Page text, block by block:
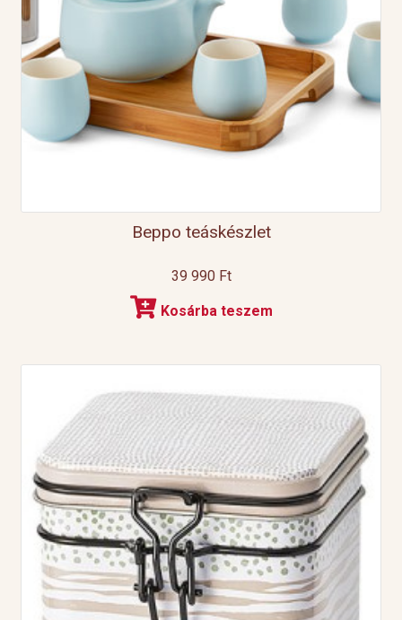
Beppo teáskészlet
39 990 Ft
Kosárba teszem